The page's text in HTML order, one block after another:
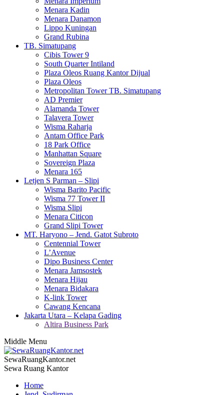
Menara Kadin
Menara Danamon
Lippo Kuningan
Grand Rubina
TB. Simatupang
Cibis Tower 9
South Quarter Intiland
Plaza Oleos Ruang Kantor Dijual
Plaza Oleos
Metropolitan Tower TB. Simatupang
AD Premier
Alamanda Tower
Talavera Tower
Wisma Raharja
Antam Office Park
18 Park Office
Manhattan Square
Sovereign Plaza
Menara 165
Letjen S Parman – Slipi
Wisma Barito Pacific
Wisma 77 Tower II
Wisma Slipi
Menara Citicon
Grand Slipi Tower
MT. Haryono – Jend. Gatot Subroto
Centennial Tower
L’Avenue
Dipo Business Center
Menara Jamsostek
Menara Hijau
Menara Bidakara
K-link Tower
Cawang Kencana
Jakarta Utara – Kelapa Gading
Altira Business Park
Middle Menu
SewaRuangKantor.net
Sewa Ruang Kantor
Home